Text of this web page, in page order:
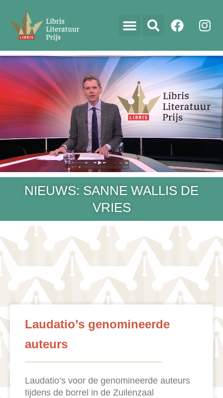
NIEUWS: SANNE WALLIS DE
VRIES
Laudatio’s genomineerde
auteurs
Laudatio’s voor de genomineerde auteurs
tijdens de borrel in de Zuilenzaal